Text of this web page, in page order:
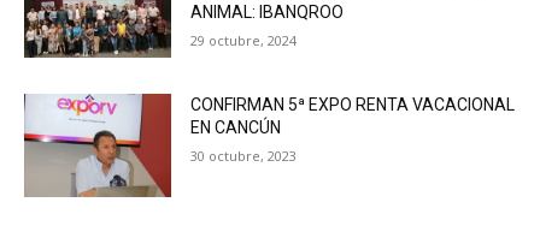
ANIMAL: IBANQROO
29 octubre, 2024
CONFIRMAN 5ª EXPO RENTA VACACIONAL
EN CANCÚN
30 octubre, 2023